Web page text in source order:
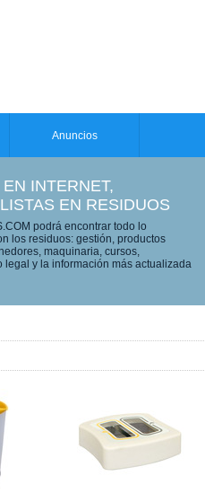
Anuncios
INTERNET,
EN RESIDUOS
podrá encontrar todo lo
los residuos: gestión, productos
maquinaria, cursos,
legal y la información más actualizada